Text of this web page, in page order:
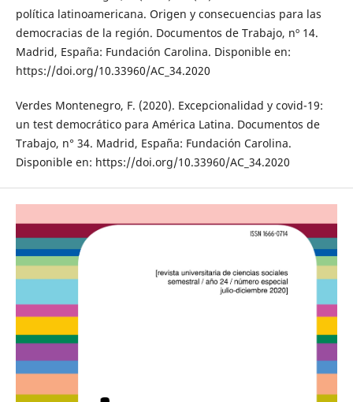
política latinoamericana. Origen y consecuencias para las
democracias de la región. Documentos de Trabajo, nº 14.
Madrid, España: Fundación Carolina. Disponible en:
https://doi.org/10.33960/AC_34.2020
Verdes Montenegro, F. (2020). Excepcionalidad y covid-19:
un test democrático para América Latina. Documentos de
Trabajo, n° 34. Madrid, España: Fundación Carolina.
Disponible en: https://doi.org/10.33960/AC_34.2020